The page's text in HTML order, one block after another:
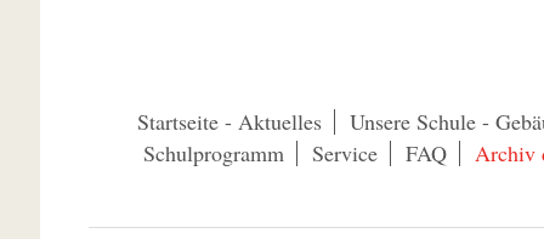
Startseite - Aktuelles
Unsere Schule -
Schulprogramm
Service FAQ Archiv